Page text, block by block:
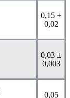
0,15 +
0,02
0,03 ±
0,003
0,05